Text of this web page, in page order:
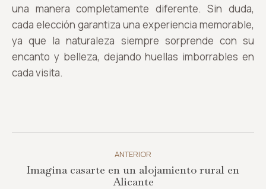
una manera completamente diferente. Sin duda,
cada elección garantiza una experiencia memorable,
ya que la naturaleza siempre sorprende con su
encanto y belleza, dejando huellas imborrables en
cada visita.
publicaciones
ANTERIOR
Publicación
Imagina casarte en un alojamiento rural en
Alicante